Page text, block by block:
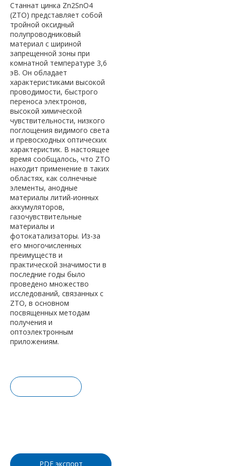
Станнат цинка Zn2SnO4
(ZTO) представляет собой
тройной оксидный
полупроводниковый
материал с шириной
запрещенной зоны при
комнатной температуре 3,6
эВ. Он обладает
характеристиками высокой
проводимости, быстрого
переноса электронов,
высокой химической
чувствительности, низкого
поглощения видимого света
и превосходных оптических
характеристик. В настоящее
время сообщалось, что ZTO
находит применение в таких
областях, как солнечные
элементы, анодные
материалы литий-ионных
аккумуляторов,
газочувствительные
материалы и
фотокатализаторы. Из-за
его многочисленных
преимуществ и
практической значимости в
последние годы было
проведено множество
исследований, связанных с
ZTO, в основном
посвященных методам
получения и
оптоэлектронным
приложениям.
PDF экспорт